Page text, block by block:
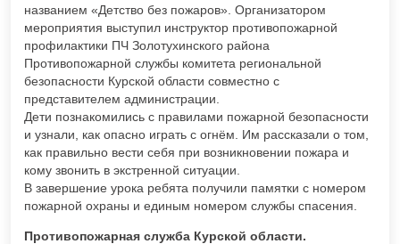
названием «Детство без пожаров». Организатором
мероприятия выступил инструктор противопожарной
профилактики ПЧ Золотухинского района
Противопожарной службы комитета региональной
безопасности Курской области совместно с
представителем администрации.
Дети познакомились с правилами пожарной безопасности
и узнали, как опасно играть с огнём. Им рассказали о том,
как правильно вести себя при возникновении пожара и
кому звонить в экстренной ситуации.
В завершение урока ребята получили памятки с номером
пожарной охраны и единым номером службы спасения.
Противопожарная служба Курской области.